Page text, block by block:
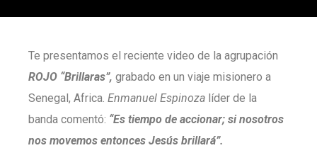
Te presentamos el reciente video de la agrupación
ROJO “Brillaras”, grabado en un viaje misionero a
Senegal, Africa. Enmanuel Espinoza líder de la
banda comentó: “Es tiempo de accionar; si nosotros
nos movemos entonces Jesús brillará”.